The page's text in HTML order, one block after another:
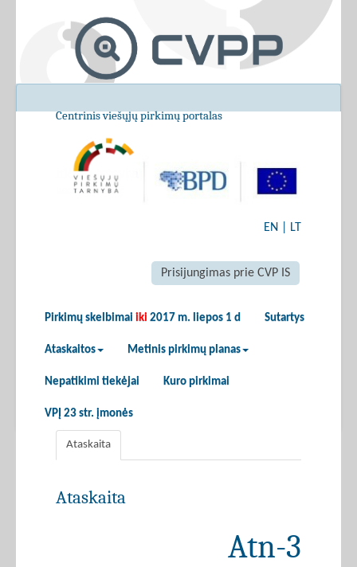
Centrinis viešųjų pirkimų portalas
EN LT
Prisijungimas prie CVP IS
Pirkimų skelbimai iki 2017 m. liepos 1 d Sutartys
Ataskaitos Metinis pirkimų planas
Nepatikimi tiekėjai Kuro pirkimai
VPĮ 23 str. įmonės
Ataskaita
Ataskaita
Atn-3